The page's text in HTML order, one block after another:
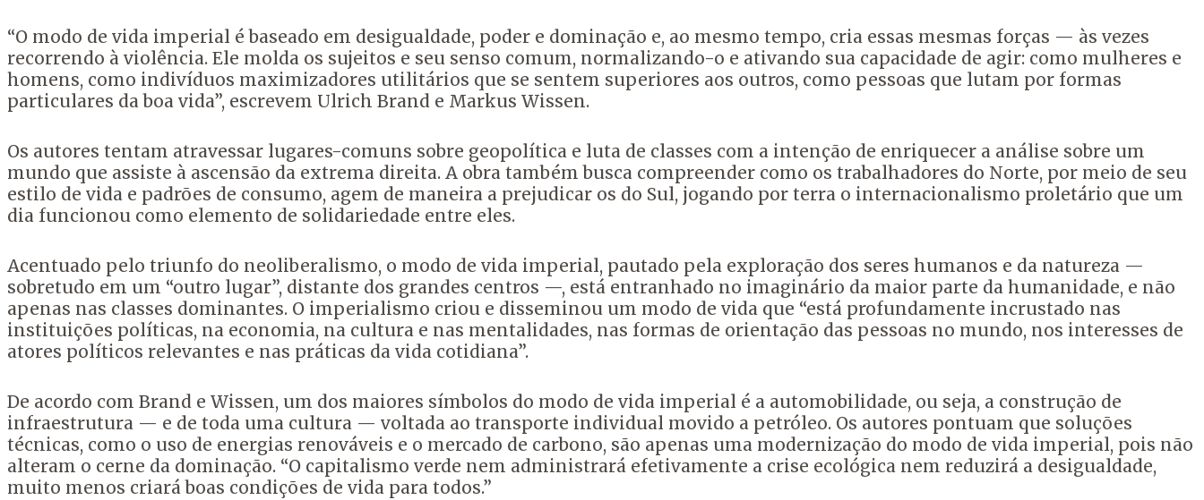
“O modo de vida imperial é baseado em desigualdade, poder e dominação e, ao mesmo tempo, cria essas mesmas forças — às vezes
recorrendo à violência. Ele molda os sujeitos e seu senso comum, normalizando-o e ativando sua capacidade de agir: como mulheres e
homens, como indivíduos maximizadores utilitários que se sentem superiores aos outros, como pessoas que lutam por formas
particulares da boa vida”, escrevem Ulrich Brand e Markus Wissen.
Os autores tentam atravessar lugares-comuns sobre geopolítica e luta de classes com a intenção de enriquecer a análise sobre um
mundo que assiste à ascensão da extrema direita. A obra também busca compreender como os trabalhadores do Norte, por meio de seu
estilo de vida e padrões de consumo, agem de maneira a prejudicar os do Sul, jogando por terra o internacionalismo proletário que um
dia funcionou como elemento de solidariedade entre eles.
Acentuado pelo triunfo do neoliberalismo, o modo de vida imperial, pautado pela exploração dos seres humanos e da natureza —
sobretudo em um “outro lugar”, distante dos grandes centros —, está entranhado no imaginário da maior parte da humanidade, e não
apenas nas classes dominantes. O imperialismo criou e disseminou um modo de vida que “está profundamente incrustado nas
instituições políticas, na economia, na cultura e nas mentalidades, nas formas de orientação das pessoas no mundo, nos interesses de
atores políticos relevantes e nas práticas da vida cotidiana”.
De acordo com Brand e Wissen, um dos maiores símbolos do modo de vida imperial é a automobilidade, ou seja, a construção de
infraestrutura — e de toda uma cultura — voltada ao transporte individual movido a petróleo. Os autores pontuam que soluções
técnicas, como o uso de energias renováveis e o mercado de carbono, são apenas uma modernização do modo de vida imperial, pois não
alteram o cerne da dominação. “O capitalismo verde nem administrará efetivamente a crise ecológica nem reduzirá a desigualdade,
muito menos criará boas condições de vida para todos.”